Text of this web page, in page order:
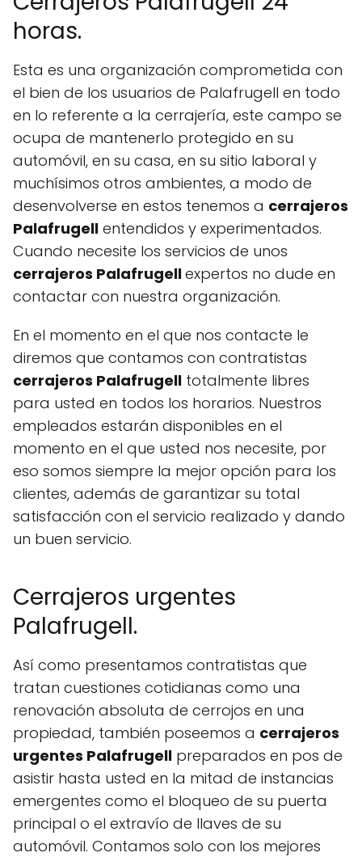
horas.
Esta es una organización comprometida con
el bien de los usuarios de Palafrugell en todo
en lo referente a la cerrajería, este campo se
ocupa de mantenerlo protegido en su
automóvil, en su casa, en su sitio laboral y
muchísimos otros ambientes, a modo de
desenvolverse en estos tenemos a cerrajeros
Palafrugell entendidos y experimentados.
Cuando necesite los servicios de unos
cerrajeros Palafrugellexpertos no dude en
contactar con nuestra organización.
En el momento en el que nos contacte le
diremos que contamos con contratistas
cerrajeros Palafrugell totalmente libres
para usted en todos los horarios. Nuestros
empleados estarán disponibles en el
momento en el que usted nos necesite, por
eso somos siempre la mejor opción para los
clientes, además de garantizar su total
satisfacción con el servicio realizado y dando
un buen servicio.
Cerrajeros urgentes
Palafrugell.
Así como presentamos contratistas que
tratan cuestiones cotidianas como una
renovación absoluta de cerrojos en una
propiedad, también poseemos a cerrajeros
urgentes Palafrugell preparados en pos de
asistir hasta usted en la mitad de instancias
emergentes como el bloqueo de su puerta
principal o el extravío de llaves de su
automóvil. Contamos solo con los mejores